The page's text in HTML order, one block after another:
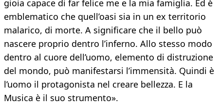
gioia capace di far felice me e la mia famiglia. Ed è
emblematico che quell’oasi sia in un ex territorio
malarico, di morte. A significare che il bello può
nascere proprio dentro l’inferno. Allo stesso modo
dentro al cuore dell’uomo, elemento di distruzione
del mondo, può manifestarsi l’immensità. Quindi è
l’uomo il protagonista nel creare bellezza. E la
Musica è il suo strumento».